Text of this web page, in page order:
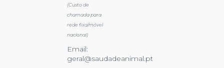
(Custo de
chamada para
rede fixa/móvel
nacional)
Email:
geral@saudadeanimal.pt